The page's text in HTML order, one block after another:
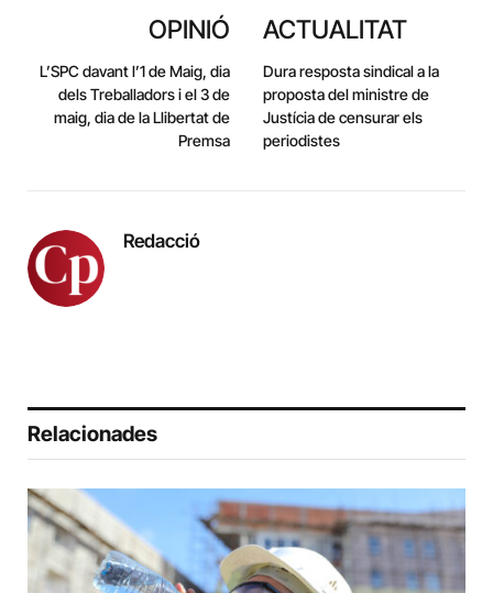
OPINIÓ
L’SPC davant l’1 de Maig, dia
dels Treballadors i el 3 de
maig, dia de la Llibertat de
Premsa
ACTUALITAT
Dura resposta sindical a la
proposta del ministre de
Justícia de censurar els
periodistes
Redacció
Relacionades